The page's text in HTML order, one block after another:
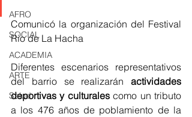
AFRO
SOCIAL
ACADEMIA
ARTE
Salud
Comunicó la organización del Festival
Rio de La Hacha
Diferentes escenarios representativos
del barrio se realizarán actividades
deportivas y culturales como un tributo
a los 476 años de poblamiento de la